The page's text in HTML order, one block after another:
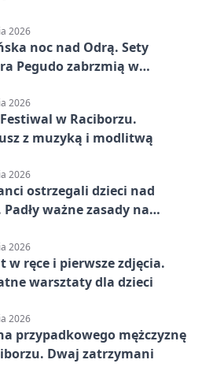
2026
noc nad Odrą. Sety
Pegudo zabrzmią w
2026
w Raciborzu.
z muzyką i modlitwą
2026
ostrzegali dzieci nad
ważne zasady na
2026
w ręce i pierwsze zdjęcia.
warsztaty dla dzieci
2026
przypadkowego mężczyznę
Dwaj zatrzymani